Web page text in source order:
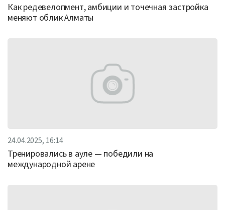
Как редевелопмент, амбиции и точечная застройка
меняют облик Алматы
24.04.2025, 16:14
Тренировались в ауле — победили на
международной арене